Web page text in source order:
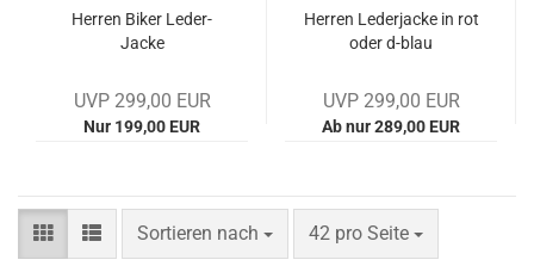
Her­ren Biker Leder-​​
Jacke
UVP 299,00 EUR
Nur 199,00 EUR
Her­ren Le­der­ja­cke in rot
oder d-​blau
UVP 299,00 EUR
Ab nur 289,00 EUR
Sortieren nach
Sortieren nach 42 pro Seite
pro Seite